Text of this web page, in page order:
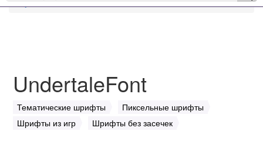
MyFonts.ru
UndertaleFont
Тематические шрифты
Пиксельные шрифты
Шрифты из игр
Шрифты без засечек